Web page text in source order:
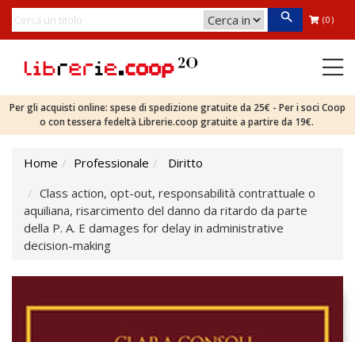
(0)
Per gli acquisti online: spese di spedizione gratuite da 25€ - Per i soci Coop
o con tessera fedeltà Librerie.coop gratuite a partire da 19€.
Home Professionale
Diritto
Class action, opt-out, responsabilità contrattuale o
aquiliana, risarcimento del danno da ritardo da parte
della P. A. E damages for delay in administrative
decision-making